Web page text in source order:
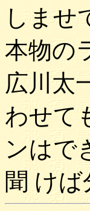
しませ
本物の
広川太
わせて
ンはで
聞 け